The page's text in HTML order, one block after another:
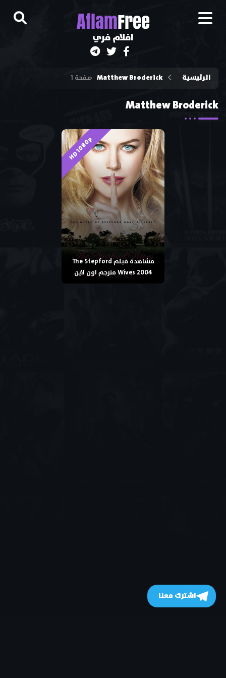
AflamFree
افلام فري
الرئيسية Matthew Broderick صفحة 1
Matthew Broderick
HD 1080p
مشاهدة فيلم The Stepford
Wives 2004 مترجم اون لاين
اشترك معنا